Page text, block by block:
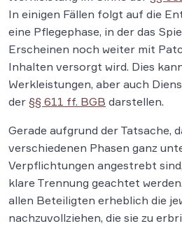
In einigen Fällen folgt auf die
eine Pflegephase, in der das
Erscheinen noch weiter mit
Inhalten versorgt wird. Dies
Werkleistungen, aber auch
der §§ 611 ff. BGB darstellen.
Gerade aufgrund der Tatsache,
verschiedenen Phasen ganz
Verpflichtungen angestrebt
klare Trennung geachtet
allen Beteiligten erheblich die
nachzuvollziehen, die sie zu